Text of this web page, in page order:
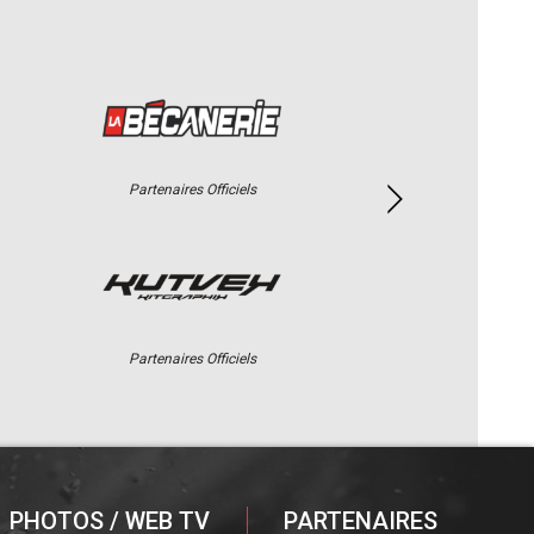
Partenaires Officiels
Partenaires Officiels
PHOTOS / WEB TV PARTENAIRES